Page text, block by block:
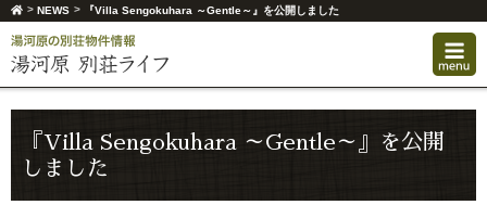
>NEWS > 『Villa Sengokuhara ～Gentle～』を公開しました
『Villa Sengokuhara ～Gentle～』を公開
しました